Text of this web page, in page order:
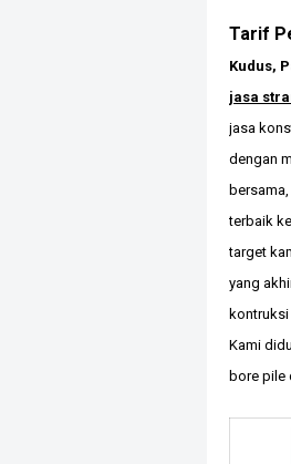
Tarif
Kudus,
jasa
jasa
dengan
terbaik
target
yang
Kami
bore pile